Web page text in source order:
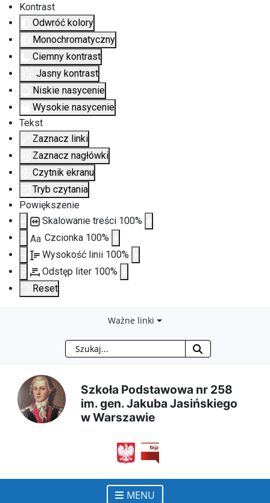
Kontrast
Odwróć kolory
Monochromatyczny
Ciemny kontrast
Jasny kontrast
Niskie nasycenie
Wysokie nasycenie
Tekst
Zaznacz linki
Zaznacz nagłówki
Czytnik ekranu
Tryb czytania
Powiększenie
Skalowanie treści 100%
Aa Czcionka 100%
Wysokość linii 100%
Odstęp liter 100%
Reset
treści
głównej
menu
nawigacyjnego
wyszukiwarki
mapy
strony
Ważne linki
Szukaj
Szkoła Podstawowa nr 258
im. gen. Jakuba Jasińskiego
w Warszawie
otwiera się w nowym
MENU